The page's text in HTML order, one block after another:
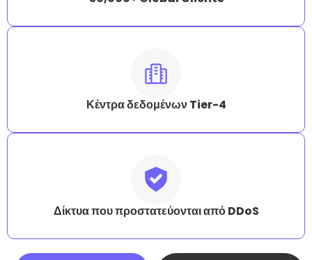
Κέντρα δεδομένων Tier-4
Δίκτυα που προστατεύονται από DDoS